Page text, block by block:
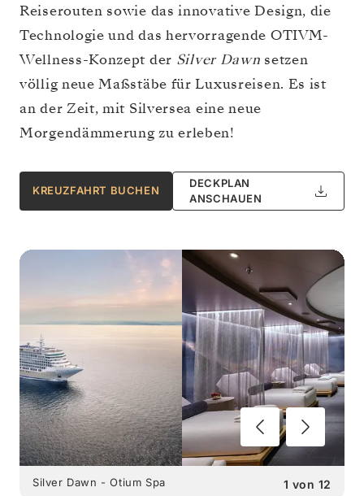
Reiserouten sowie das innovative Design, die
Technologie und das hervorragende OTIVM-
Wellness-Konzept der Silver Dawn setzen
völlig neue Maßstäbe für Luxusreisen. Es ist
an der Zeit, mit Silversea eine neue
Morgendämmerung zu erleben!
KREUZFAHRT BUCHEN
DECKPLAN
ANSCHAUEN
1 von 12
Silver Dawn - Otium Spa